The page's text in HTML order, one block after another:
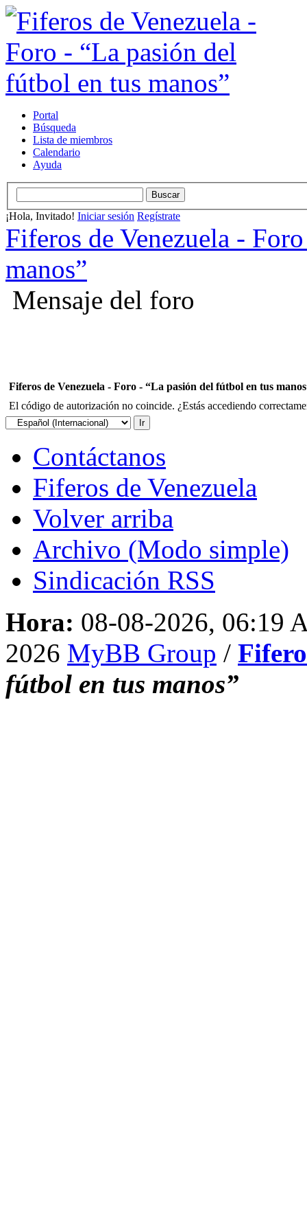
Portal
Búsqueda
Lista de miembros
Calendario
Ayuda
¡Hola, Invitado! Iniciar sesión Regístrate
Fiferos de Venezuela -
manos”
Mensaje del foro
Fiferos de Venezuela - Foro - “La pasión del fútbol en tus
El código de autorización no coincide. ¿Estás accediendo
Contáctanos
Fiferos de Venezuela
Volver arriba
Archivo (Modo simple)
Sindicación RSS
Hora: 08-08-2026, 06:19
2026 MyBB Group /
fútbol en tus manos”